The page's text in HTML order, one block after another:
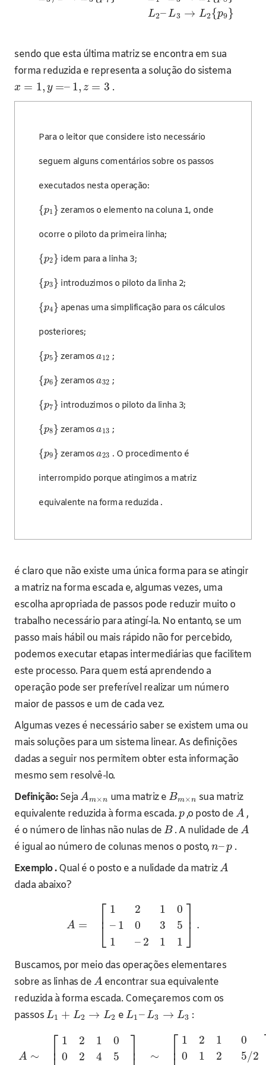
L2–L3 → L2{p9}
sendo que esta última matriz se encontra em sua
forma reduzida e representa a solução do sistema
x = 1, y =– 1, z = 3 .
Para o leitor que considere isto necessário
seguem alguns comentários sobre os passos
executados nesta operação:
{p1} zeramos o elemento na coluna 1, onde
ocorre o piloto da primeira linha;
{p2} idem para a linha 3;
{p3} introduzimos o piloto da linha 2;
{p4} apenas uma simplificação para os cálculos
posteriores;
{p5} zeramosa12 ;
{p6} zeramosa32 ;
{p7} introduzimos o piloto da linha 3;
{p8} zeramosa13 ;
{p9} zeramosa23 . O procedimento é
interrompido porque atingimos a matriz
equivalente na forma reduzida .
é claro que não existe uma única forma para se atingir
a matriz na forma escada e, algumas vezes, uma
escolha apropriada de passos pode reduzir muito o
trabalho necessário para atingí-la. No entanto, se um
passo mais hábil ou mais rápido não for percebido,
podemos executar etapas intermediárias que facilitem
este processo. Para quem está aprendendo a
operação pode ser preferível realizar um número
maior de passos e um de cada vez.
Algumas vezes é necessário saber se existem uma ou
mais soluções para um sistema linear. As definições
dadas a seguir nos permitem obter esta informação
mesmo sem resolvê-lo.
Definição:SejaAm×n uma matriz eBm×n sua matriz
equivalente reduzida à forma escada. p,o posto de A ,
é o número de linhas não nulas de B. A nulidade deA
é igual ao número de colunas menos o posto, n–p .
Exemplo .Qual é o posto e a nulidade da matrizA
dada abaixo?
A = ⎡
⎣
⎢ 1
– 1
1
2
0
– 2
1
3
1
0
5
1
⎤
⎦⎥ .
Buscamos, por meio das operações elementares
sobre as linhas de A encontrar sua equivalente
reduzida à forma escada. Começaremos com os
passos L1 + L2 → L2 eL1–L3 → L3 :
A ∼ ⎡
⎢ 1
0
2
2
1
4
0
5
⎤⎥ ∼ ⎡
⎢ 1
0
2
1
1
2
0
5/2